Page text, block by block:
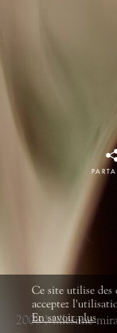
2008 Millésime
Ce site utilise
acceptez
En savoir plus